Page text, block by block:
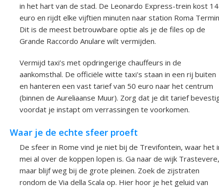
in het hart van de stad. De Leonardo Express-trein kost 14
euro en rijdt elke vijftien minuten naar station Roma
Dit is de meest betrouwbare optie als je de files op de
Grande Raccordo Anulare wilt vermijden.
Vermijd taxi’s met opdringerige chauffeurs in de
aankomsthal. De officiële witte taxi's staan in een rij buiten
en hanteren een vast tarief van 50 euro naar het centrum
(binnen de Aureliaanse Muur). Zorg dat je dit tarief
voordat je instapt om verrassingen te voorkomen.
Waar je de echte sfeer proeft
De sfeer in Rome vind je niet bij de Trevifontein, waar het
mei al over de koppen lopen is. Ga naar de wijk Trastevere,
maar blijf weg bij de grote pleinen. Zoek de zijstraten
rondom de Via della Scala op. Hier hoor je het geluid van